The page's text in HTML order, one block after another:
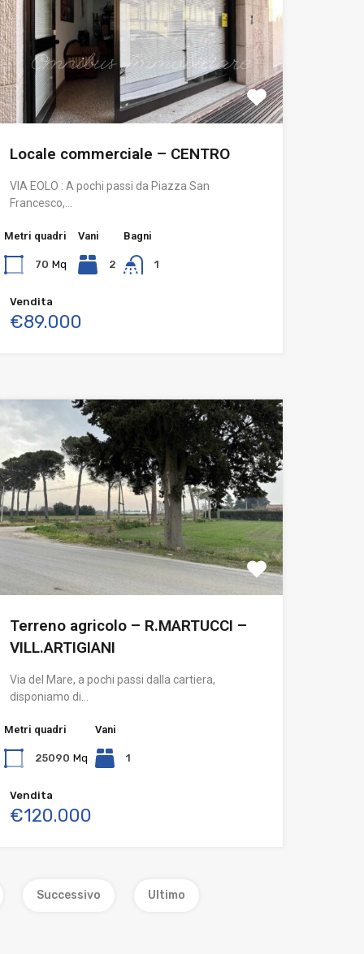
Locale commerciale – CENTRO
VIA EOLO : A pochi passi da Piazza San
Francesco,…
Metri quadri
70 Mq
Vani
2
Bagni
1
Vendita
€89.000
Terreno agricolo – R.MARTUCCI –
VILL.ARTIGIANI
Via del Mare, a pochi passi dalla cartiera,
disponiamo di…
Metri quadri
25090 Mq
Vani
1
Vendita
€120.000
Successivo Ultimo